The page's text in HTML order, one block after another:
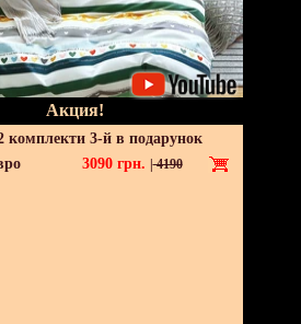
Акция!
комплекти 3-й в подарунок
3090 грн. |4190